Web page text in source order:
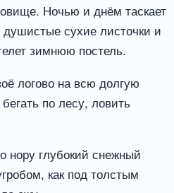
Ночью и днём таскает
сухие листочки и
зимнюю постель.
логово на всю долгую
по лесу, ловить
нору глубокий снежный
как под толстым